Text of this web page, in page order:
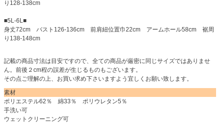
り128-138cm
■5L-6L■
身丈72cm バスト126-136cm 前肩紐位置巾22cm アームホール58cm 裾周
り138-148cm
記載の商品寸法は目安ですので、全ての商品が厳密に同じサイズではありませ
ん。前後２cm程の誤差が生じるものもございます。
その点ご理解の上、お買い求め下さいますよう宜しくお願い致します。
素材
ポリエステル62％ 綿33％ ポリウレタン5％
手洗い可
ウェットクリーニング可